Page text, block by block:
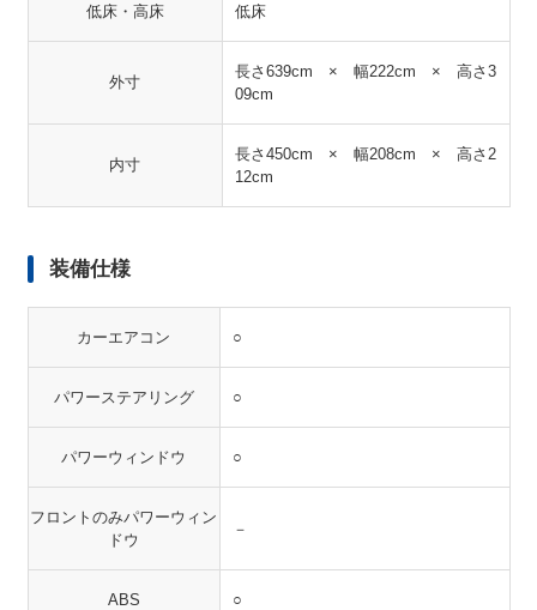
低床・高床 低床
外寸
長さ639cm × 幅222cm × 高さ3
09cm
内寸
長さ450cm × 幅208cm × 高さ2
12cm
装備仕様
カーエアコン ○
パワーステアリング ○
パワーウィンドウ ○
フロントのみパワーウィン
ドウ
－
ABS ○